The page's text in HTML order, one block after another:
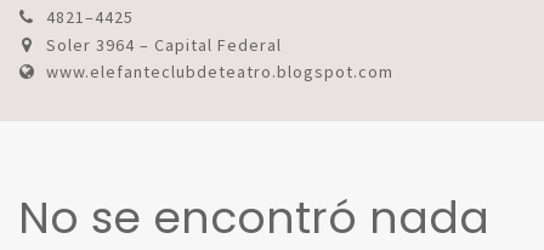
4821–4425
Soler 3964 – Capital Federal
www.elefanteclubdeteatro.blogspot.com
No se encontró nada